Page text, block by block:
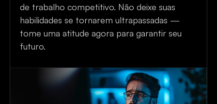
de trabalho competitivo. Não deixe suas
habilidades se tornarem ultrapassadas —
tome uma atitude agora para garantir seu
futuro.